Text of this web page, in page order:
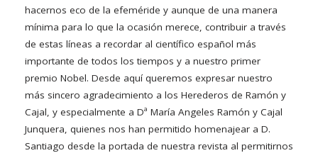
hacernos eco de la efeméride y aunque de una manera
mínima para lo que la ocasión merece, contribuir a través
de estas líneas a recordar al científico español más
importante de todos los tiempos y a nuestro primer
premio Nobel. Desde aquí queremos expresar nuestro
más sincero agradecimiento a los Herederos de Ramón y
Cajal, y especialmente a Dª María Angeles Ramón y Cajal
Junquera, quienes nos han permitido homenajear a D.
Santiago desde la portada de nuestra revista al permitirnos